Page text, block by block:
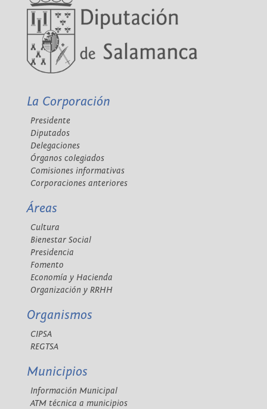
La Corporación
Presidente
Diputados
Delegaciones
Órganos colegiados
Comisiones informativas
Corporaciones anteriores
Áreas
Cultura
Bienestar Social
Presidencia
Fomento
Economía y Hacienda
Organización y RRHH
Organismos
CIPSA
REGTSA
Municipios
Información Municipal
ATM técnica a municipios